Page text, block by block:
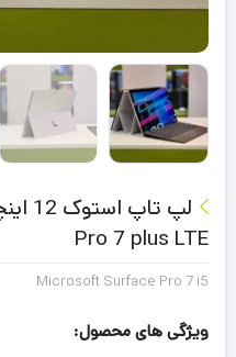
Pro 7 plus LTE
Microsoft Surface Pro 7 i5
ویژگی های محصول: